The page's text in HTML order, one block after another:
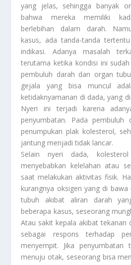
yang jelas, sehingga banyak
bahwa mereka memiliki
berlebihan dalam darah.
kasus, ada tanda-tanda
indikasi. Adanya masalah
terutama ketika kondisi ini
pembuluh darah dan organ
gejala yang bisa muncul
ketidaknyamanan di dada, yang
Nyeri ini terjadi karena
penyumbatan. Pada pembuluh
penumpukan plak kolesterol,
jantung menjadi tidak lancar.
Selain nyeri dada,
menyebabkan kelelahan atau
saat melakukan aktivitas fisik.
kurangnya oksigen yang di
tubuh akibat aliran darah
beberapa kasus, seseorang
Atau sakit kepala akibat tekanan
sebagai respons terhadap
menyempit. Jika
menuju otak, seseorang bisa